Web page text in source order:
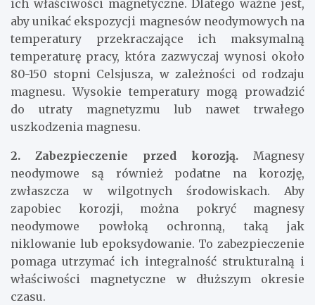
ich właściwości magnetyczne. Dlatego ważne jest,
aby unikać ekspozycji magnesów neodymowych na
temperatury przekraczające ich maksymalną
temperaturę pracy, która zazwyczaj wynosi około
80-150 stopni Celsjusza, w zależności od rodzaju
magnesu. Wysokie temperatury mogą prowadzić
do utraty magnetyzmu lub nawet trwałego
uszkodzenia magnesu.
2. Zabezpieczenie przed korozją. Magnesy
neodymowe są również podatne na korozję,
zwłaszcza w wilgotnych środowiskach. Aby
zapobiec korozji, można pokryć magnesy
neodymowe powłoką ochronną, taką jak
niklowanie lub epoksydowanie. To zabezpieczenie
pomaga utrzymać ich integralność strukturalną i
właściwości magnetyczne w dłuższym okresie
czasu.